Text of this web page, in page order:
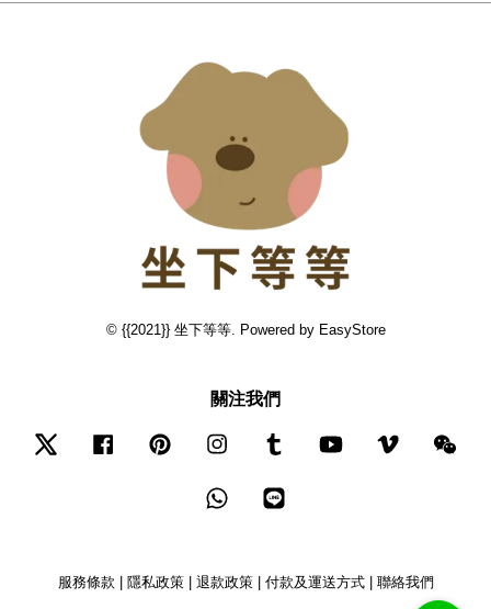
© {{2021}} 坐下等等. Powered by EasyStore
關注我們
Twitter Facebook Pinterest Instagram Tumblr YouTube Vimeo
Whatsapp
服務條款 隱私政策| 退款政策| 付款及運送方式| 聯絡我們